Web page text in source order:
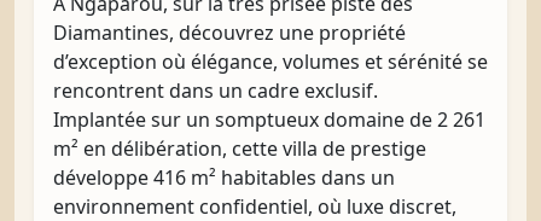
Diamantines, découvrez une propriété
d’exception où élégance, volumes et sérénité se
rencontrent dans un cadre exclusif.
Implantée sur un somptueux domaine de 2 261
m² en délibération, cette villa de prestige
développe 416 m² habitables dans un
environnement confidentiel, où luxe discret,